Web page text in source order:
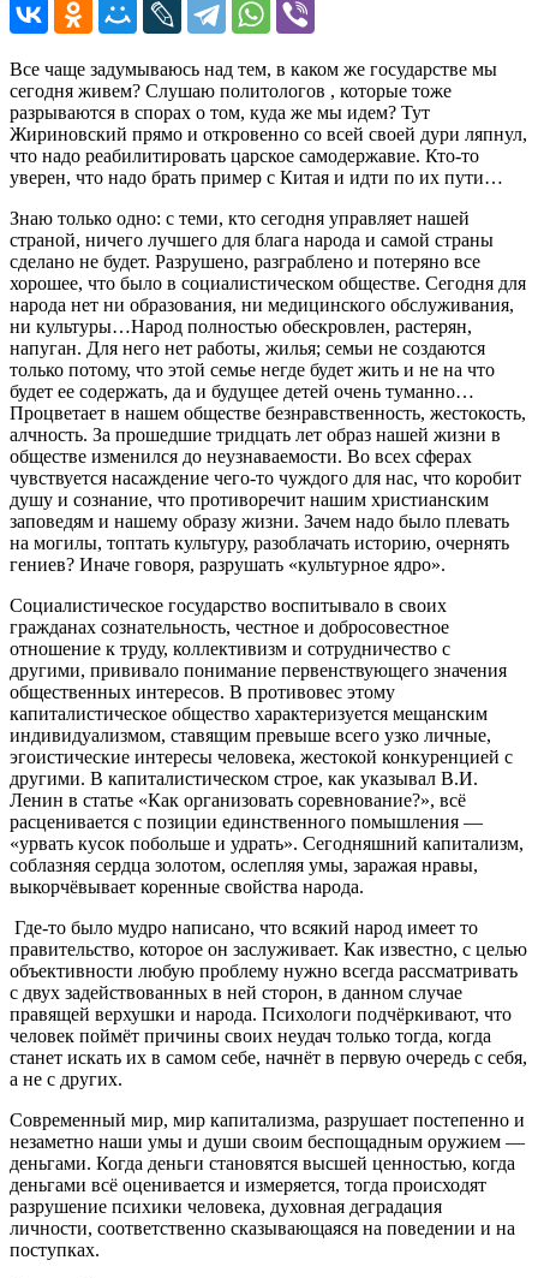
Все чаще задумываюсь над тем, в каком же государстве мы
сегодня живем? Слушаю политологов , которые тоже
разрываются в спорах о том, куда же мы идем? Тут
Жириновский прямо и откровенно со всей своей дури ляпнул,
что надо реабилитировать царское самодержавие. Кто-то
уверен, что надо брать пример с Китая и идти по их пути…
Знаю только одно: с теми, кто сегодня управляет нашей
страной, ничего лучшего для блага народа и самой страны
сделано не будет. Разрушено, разграблено и потеряно все
хорошее, что было в социалистическом обществе. Сегодня для
народа нет ни образования, ни медицинского обслуживания,
ни культуры…Народ полностью обескровлен, растерян,
напуган. Для него нет работы, жилья; семьи не создаются
только потому, что этой семье негде будет жить и не на что
будет ее содержать, да и будущее детей очень туманно…
Процветает в нашем обществе безнравственность, жестокость,
алчность. За прошедшие тридцать лет образ нашей жизни в
обществе изменился до неузнаваемости. Во всех сферах
чувствуется насаждение чего-то чуждого для нас, что коробит
душу и сознание, что противоречит нашим христианским
заповедям и нашему образу жизни. Зачем надо было плевать
на могилы, топтать культуру, разоблачать историю, очернять
гениев? Иначе говоря, разрушать «культурное ядро».
Социалистическое государство воспитывало в своих
гражданах сознательность, честное и добросовестное
отношение к труду, коллективизм и сотрудничество с
другими, прививало понимание первенствующего значения
общественных интересов. В противовес этому
капиталистическое общество характеризуется мещанским
индивидуализмом, ставящим превыше всего узко личные,
эгоистические интересы человека, жестокой конкуренцией с
другими. В капиталистическом строе, как указывал В.И.
Ленин в статье «Как организовать соревнование?», всё
расценивается с позиции единственного помышления —
«урвать кусок побольше и удрать». Сегодняшний капитализм,
соблазняя сердца золотом, ослепляя умы, заражая нравы,
выкорчёвывает коренные свойства народа.
Где-то было мудро написано, что всякий народ имеет то
правительство, которое он заслуживает. Как известно, с целью
объективности любую проблему нужно всегда рассматривать
с двух задействованных в ней сторон, в данном случае
правящей верхушки и народа. Психологи подчёркивают, что
человек поймёт причины своих неудач только тогда, когда
станет искать их в самом себе, начнёт в первую очередь с себя,
а не с других.
Современный мир, мир капитализма, разрушает постепенно и
незаметно наши умы и души своим беспощадным оружием —
деньгами. Когда деньги становятся высшей ценностью, когда
деньгами всё оценивается и измеряется, тогда происходят
разрушение психики человека, духовная деградация
личности, соответственно сказывающаяся на поведении и на
поступках.